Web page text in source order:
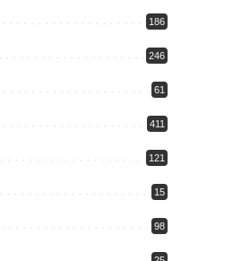
186
246
61
411
121
15
98